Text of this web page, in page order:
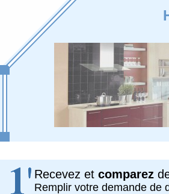
Recevez et comparez
Remplir votre demande de